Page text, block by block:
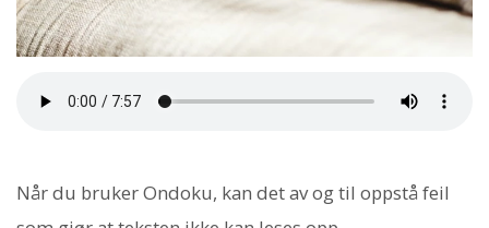
Når du bruker Ondoku, kan det av og til oppstå feil